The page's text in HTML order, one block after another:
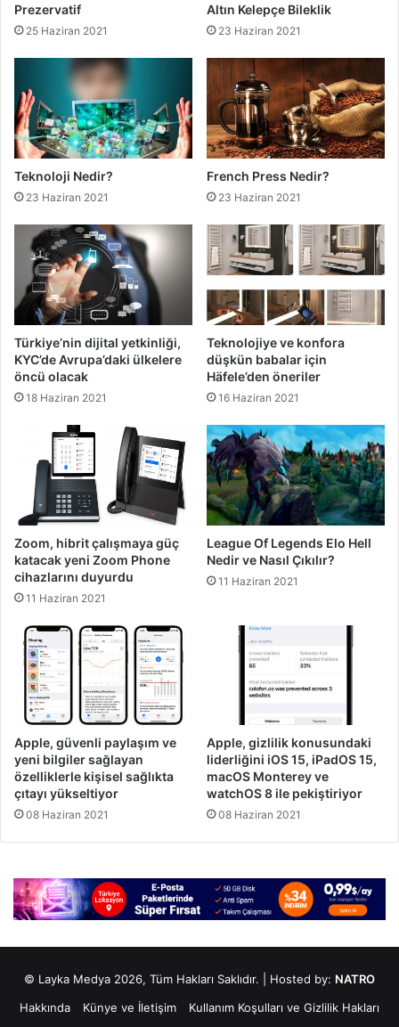
Prezervatif
25 Haziran 2021
Altın Kelepçe Bileklik
23 Haziran 2021
Teknoloji Nedir?
23 Haziran 2021
French Press Nedir?
23 Haziran 2021
Türkiye’nin dijital yetkinliği,
KYC’de Avrupa’daki ülkelere
öncü olacak
18 Haziran 2021
Teknolojiye ve konfora
düşkün babalar için
Häfele’den öneriler
16 Haziran 2021
Zoom, hibrit çalışmaya güç
katacak yeni Zoom Phone
cihazlarını duyurdu
11 Haziran 2021
League Of Legends Elo Hell
Nedir ve Nasıl Çıkılır?
11 Haziran 2021
Apple, güvenli paylaşım ve
yeni bilgiler sağlayan
özelliklerle kişisel sağlıkta
çıtayı yükseltiyor
08 Haziran 2021
Apple, gizlilik konusundaki
liderliğini iOS 15, iPadOS 15,
macOS Monterey ve
watchOS 8 ile pekiştiriyor
08 Haziran 2021
© Layka Medya 2026, Tüm Hakları Saklıdır. | Hosted by: NATRO
Hakkında
Künye ve İletişim Kullanım Koşulları ve Gizlilik Hakları